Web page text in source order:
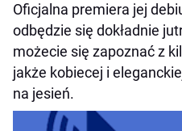
Oficjalna premiera jej
odbędzie się dokładnie
możecie się zapoznać z
jakże kobiecej i
na jesień.